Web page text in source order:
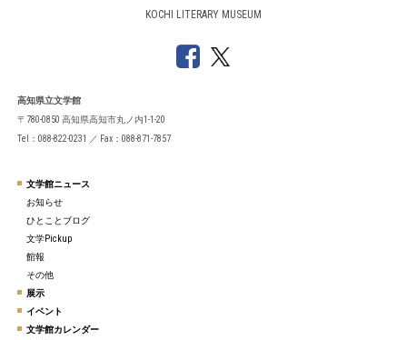
KOCHI LITERARY MUSEUM
高知県立文学館
〒780-0850 高知県高知市丸ノ内1-1-20
Tel：088-822-0231 ／ Fax：088-871-7857
文学館ニュース
お知らせ
ひとことブログ
文学Pickup
館報
その他
展示
イベント
文学館カレンダー